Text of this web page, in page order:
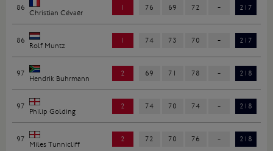
86
Christian Cévaër
1 76 69 72 - 217
86
Rolf Muntz
1 74 73 70 - 217
97
Hendrik Buhrmann
2 69 71 78 - 218
97
Philip Golding
2 74 70 74 - 218
97
Miles Tunnicliff
2 72 70 76 - 218